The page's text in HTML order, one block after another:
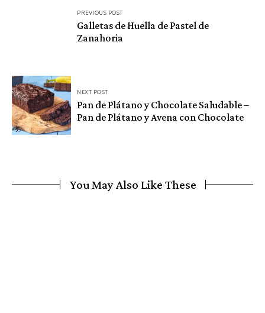
PREVIOUS POST
Galletas de Huella de Pastel de
Zanahoria
NEXT POST
Pan de Plátano y Chocolate Saludable –
Pan de Plátano y Avena con Chocolate
You May Also Like These